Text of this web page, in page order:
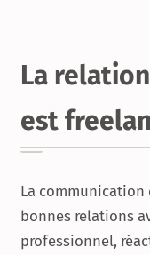
La
est
La
bonnes relations
professionnel,